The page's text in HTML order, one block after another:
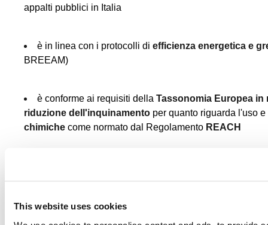
This website uses cookies
appalti pubblici in Italia
è in linea con i protocolli di efficienza energetica e
BREEAM)
è conforme ai requisiti della Tassonomia Europea in
riduzione dell'inquinamento per quanto riguarda l'uso
chimiche come normato dal Regolamento REACH
ambientale
L’EPD diventa quindi in edilizia e impiantistica uno
strettamenteaffidabileperché emesso, convalidato e